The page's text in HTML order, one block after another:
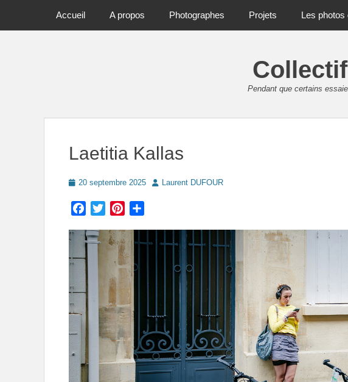
Primary Menu
Accueil A propos Photographes Projets Les photos
Pendant que certains
Laetitia Kallas
Posted
20 septembre 2025 AuthorLaurent DUFOUR
Facebook
TwitterPinterest